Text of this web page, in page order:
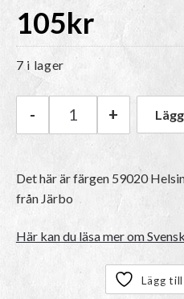
105kr
7 i lager
Järbo Svensk Ull
- +
Det här är färgen 59020
från Järbo
Här kan du läsa mer om
Lägg